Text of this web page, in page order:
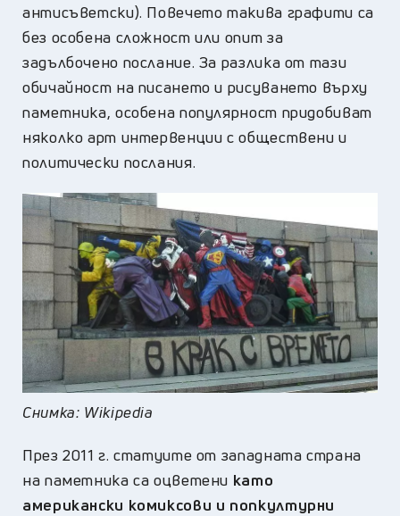
антисъветски). Повечето такива графити са
без особена сложност или опит за
задълбочено послание. За разлика от тази
обичайност на писането и рисуването върху
паметника, особена популярност придобиват
няколко арт интервенции с обществени и
политически послания.
Снимка: Wikipedia
През 2011 г. статуите от западната страна
на паметника са оцветени като
американски комиксови и попкултурни